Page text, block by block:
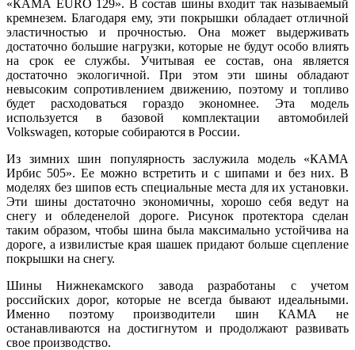
«КАМА EURO 129». В состав шины входит так называемый
кремнезем. Благодаря ему, эти покрышки обладает отличной
эластичностью и прочностью. Она может выдерживать
достаточно большие нагрузки, которые не будут особо влиять
на срок ее службы. Учитывая ее состав, она является
достаточно экологичной. При этом эти шины обладают
невысоким сопротивлением движению, поэтому и топливо
будет расходоваться гораздо экономнее. Эта модель
используется в базовой комплектации автомобилей
Volkswagen, которые собираются в России.
Из зимних шин популярность заслужила модель «КАМА
Ирбис 505». Ее можно встретить и с шипами и без них. В
моделях без шипов есть специальные места для их установки.
Эти шины достаточно экономичны, хорошо себя ведут на
снегу и обледенелой дороге. Рисунок протектора сделан
таким образом, чтобы шина была максимально устойчива на
дороге, а извилистые края шашек придают больше сцепление
покрышки на снегу.
Шины Нижнекамского завода разработаны с учетом
российских дорог, которые не всегда бывают идеальными.
Именно поэтому производители шин КАМА не
останавливаются на достигнутом и продолжают развивать
свое производство.